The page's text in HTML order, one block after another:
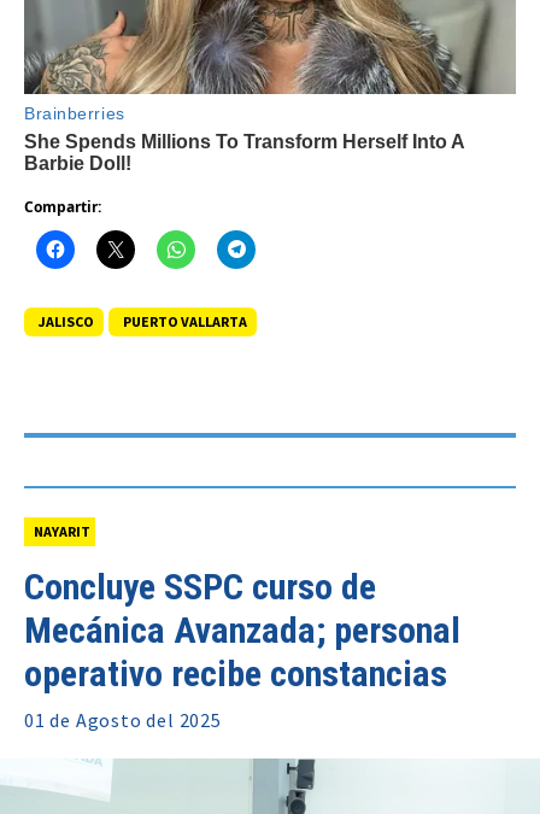
Compartir:
JALISCO PUERTO VALLARTA
NAYARIT
Concluye SSPC curso de
Mecánica Avanzada; personal
operativo recibe constancias
01 de Agosto del 2025